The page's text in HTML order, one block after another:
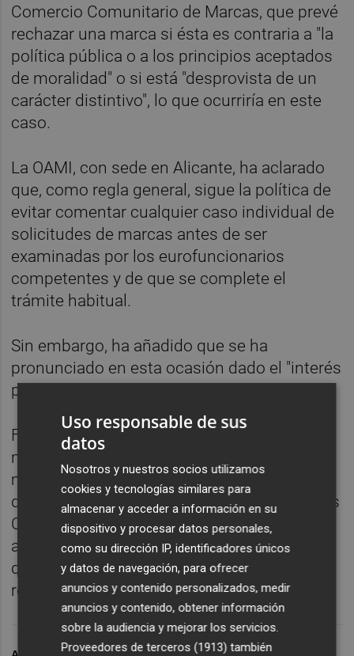
Comercio Comunitario de Marcas, que prevé
rechazar una marca si ésta es contraria a "la
política pública o a los principios aceptados
de moralidad" o si está "desprovista de un
carácter distintivo", lo que ocurriría en este
caso.
La OAMI, con sede en Alicante, ha aclarado
que, como regla general, sigue la política de
evitar comentar cualquier caso individual de
solicitudes de marcas antes de ser
examinadas por los eurofuncionarios
competentes y de que se complete el
trámite habitual.
Sin embargo, ha añadido que se ha
pronunciado en esta ocasión dado el "interés
público" del contenido de esta solicitud.
Fuentes consultadas por Efe han
manifestado que la oficina francesa de
marcas ha recibido en las últimas fechas
decenas de peticiones para registrar "Je suis
Charlie" y que las ha denegado con el
argumento de que carece de índole
distintivo, lo cual imposibilita que pueda
relacionarse con un producto en concreto.
Uso responsable de sus
datos
Nosotros y nuestros socios utilizamos
cookies y tecnologías similares para
almacenar y acceder a información en su
dispositivo y procesar datos personales,
como su dirección IP, identificadores únicos
y datos de navegación, para ofrecer
anuncios y contenido personalizados, medir
anuncios y contenido, obtener información
sobre la audiencia y mejorar los servicios.
Proveedores de terceros (1913) también